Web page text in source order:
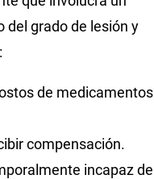
del grado de lesión y
de medicamentos
compensación.
incapaz de